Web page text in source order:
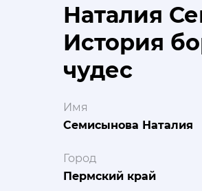
Наталия
История
чудес
Имя
Семисынова Наталия
Город
Пермский край